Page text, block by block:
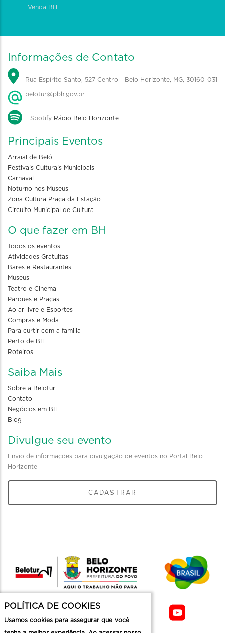
Venda BH
Informações de Contato
Rua Espírito Santo, 527 Centro - Belo Horizonte, MG, 30160-031
belotur@pbh.gov.br
Spotify Rádio Belo Horizonte
Principais Eventos
Arraial de Belô
Festivais Culturais Municipais
Carnaval
Noturno nos Museus
Zona Cultura Praça da Estação
Circuito Municipal de Cultura
O que fazer em BH
Todos os eventos
Atividades Gratuitas
Bares e Restaurantes
Museus
Teatro e Cinema
Parques e Praças
Ao ar livre e Esportes
Compras e Moda
Para curtir com a familia
Perto de BH
Roteiros
Saiba Mais
Sobre a Belotur
Contato
Negócios em BH
Blog
Divulgue seu evento
Envio de informações para divulgação de eventos no Portal Belo
Horizonte
CADASTRAR
POLÍTICA DE COOKIES
Usamos cookies para assegurar que você